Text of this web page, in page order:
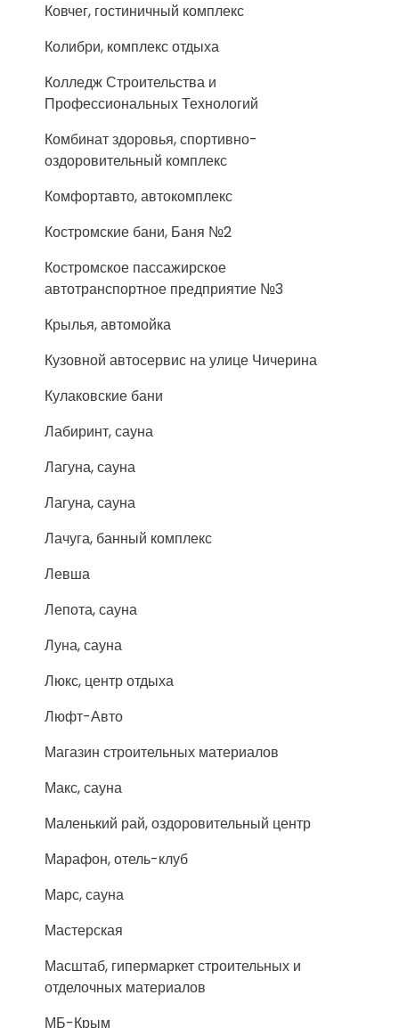
Ковчег, гостиничный комплекс
Колибри, комплекс отдыха
Колледж Строительства и
Профессиональных Технологий
Комбинат здоровья, спортивно-
оздоровительный комплекс
Комфортавто, автокомплекс
Костромские бани, Баня №2
Костромское пассажирское
автотранспортное предприятие №3
Крылья, автомойка
Кузовной автосервис на улице Чичерина
Кулаковские бани
Лабиринт, сауна
Лагуна, сауна
Лагуна, сауна
Лачуга, банный комплекс
Левша
Лепота, сауна
Луна, сауна
Люкс, центр отдыха
Люфт-Авто
Магазин строительных материалов
Макс, сауна
Маленький рай, оздоровительный центр
Марафон, отель-клуб
Марс, сауна
Мастерская
Масштаб, гипермаркет строительных и
отделочных материалов
МБ-Крым